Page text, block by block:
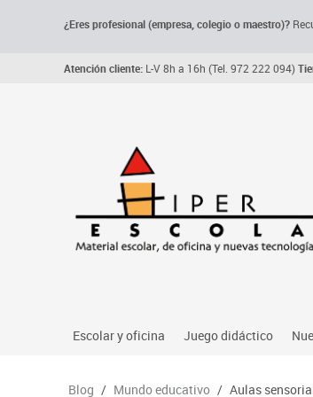
¿Eres profesional (empresa, colegio o maestro)?
Atención cliente: L-V 8h a 16h (Tel. 972 222 094)
Escolar y oficina
Archivo, carpetas y clasificadores
Juego didáctico
Primeras edades
Blog / Mundo educativo / Aulas